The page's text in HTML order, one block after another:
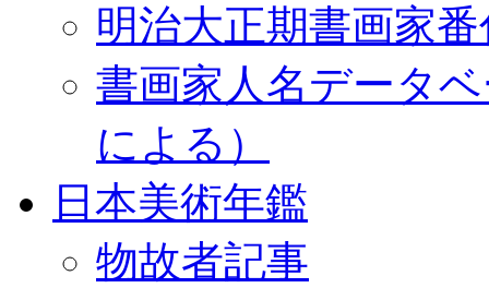
明治大正期書画家
書画家人名データ
による）
日本美術年鑑
物故者記事